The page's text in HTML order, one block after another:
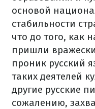
основой
стабильности
что до того, как
пришли
проник русский
таких деятелей
другие русские
сожалению,